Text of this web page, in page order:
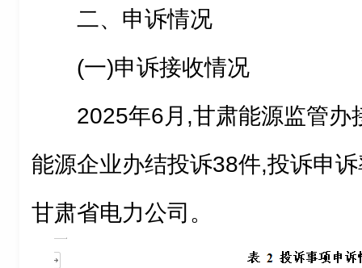
二、申诉情况
(一)申诉接收情况
2025年6月,甘肃能源监管办
能源企业办结投诉38件,投诉申
甘肃省电力公司。